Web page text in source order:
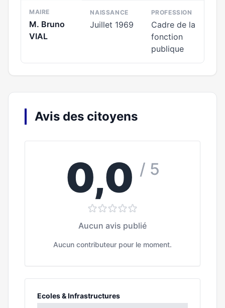
MAIRE
M. Bruno
VIAL
NAISSANCE
Juillet 1969
PROFESSION
Cadre de la
fonction
publique
Avis des citoyens
0,0 / 5
Aucun avis publié
Aucun contributeur pour le moment.
Ecoles & Infrastructures